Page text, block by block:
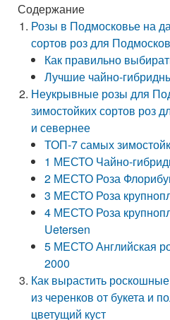
Содержание
Розы в Подмосковье на
сортов роз для
Как правильно
Лучшие чайно-
Неукрывные розы для
зимостойких сортов роз
и севернее
ТОП-7 самых
1 МЕСТО Чайно-
2 МЕСТО Роза
3 МЕСТО Роза
4 МЕСТО Роза
Uetersen
5 МЕСТО Английская
2000
Как вырастить
из черенков от букета и
цветущий куст